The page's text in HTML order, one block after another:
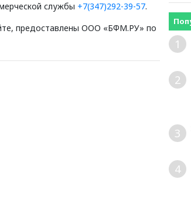
службы +7(347)292-39-57.
предоставлены ООО «БФМ.РУ» по
1
2
3
4